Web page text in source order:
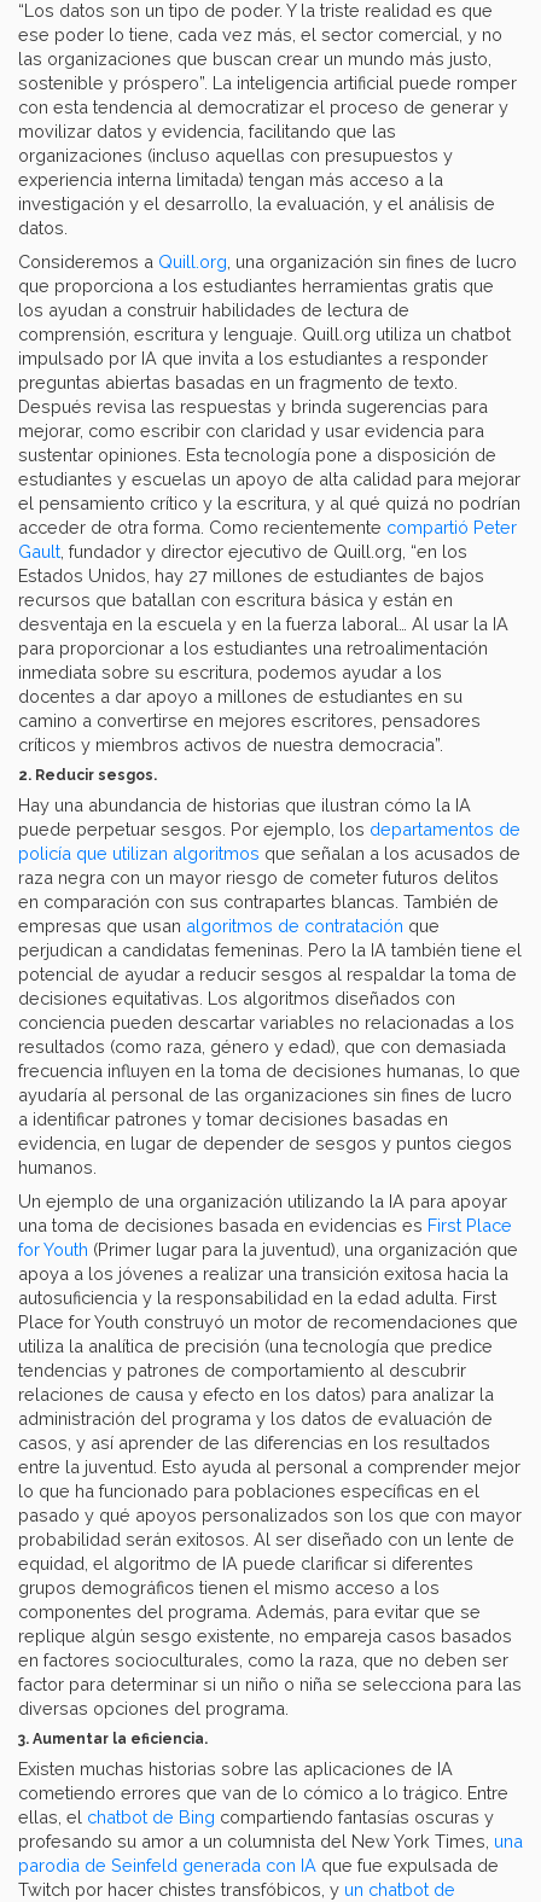
“Los datos son un tipo de poder. Y la triste realidad es que
ese poder lo tiene, cada vez más, el sector comercial, y no
las organizaciones que buscan crear un mundo más justo,
sostenible y próspero”. La inteligencia artificial puede romper
con esta tendencia al democratizar el proceso de generar y
movilizar datos y evidencia, facilitando que las
organizaciones (incluso aquellas con presupuestos y
experiencia interna limitada) tengan más acceso a la
investigación y el desarrollo, la evaluación, y el análisis de
datos.
Consideremos a Quill.org , una organización sin fines de lucro
que proporciona a los estudiantes herramientas gratis que
los ayudan a construir habilidades de lectura de
comprensión, escritura y lenguaje. Quill.org utiliza un chatbot
impulsado por IA que invita a los estudiantes a responder
preguntas abiertas basadas en un fragmento de texto.
Después revisa las respuestas y brinda sugerencias para
mejorar, como escribir con claridad y usar evidencia para
sustentar opiniones. Esta tecnología pone a disposición de
estudiantes y escuelas un apoyo de alta calidad para mejorar
el pensamiento crítico y la escritura, y al qué quizá no podrían
acceder de otra forma. Como recientemente compartió Peter
Gault , fundador y director ejecutivo de Quill.org, “en los
Estados Unidos, hay 27 millones de estudiantes de bajos
recursos que batallan con escritura básica y están en
desventaja en la escuela y en la fuerza laboral… Al usar la IA
para proporcionar a los estudiantes una retroalimentación
inmediata sobre su escritura, podemos ayudar a los
docentes a dar apoyo a millones de estudiantes en su
camino a convertirse en mejores escritores, pensadores
críticos y miembros activos de nuestra democracia”.
2. Reducir sesgos.
Hay una abundancia de historias que ilustran cómo la IA
puede perpetuar sesgos. Por ejemplo, los departamentos de
policía que utilizan algoritmos que señalan a los acusados de
raza negra con un mayor riesgo de cometer futuros delitos
en comparación con sus contrapartes blancas. También de
empresas que usan algoritmos de contratación que
perjudican a candidatas femeninas. Pero la IA también tiene el
potencial de ayudar a reducir sesgos al respaldar la toma de
decisiones equitativas. Los algoritmos diseñados con
conciencia pueden descartar variables no relacionadas a los
resultados (como raza, género y edad), que con demasiada
frecuencia influyen en la toma de decisiones humanas, lo que
ayudaría al personal de las organizaciones sin fines de lucro
a identificar patrones y tomar decisiones basadas en
evidencia, en lugar de depender de sesgos y puntos ciegos
humanos.
Un ejemplo de una organización utilizando la IA para apoyar
una toma de decisiones basada en evidencias es First Place
for Youth (Primer lugar para la juventud), una organización que
apoya a los jóvenes a realizar una transición exitosa hacia la
autosuficiencia y la responsabilidad en la edad adulta. First
Place for Youth construyó un motor de recomendaciones que
utiliza la analítica de precisión (una tecnología que predice
tendencias y patrones de comportamiento al descubrir
relaciones de causa y efecto en los datos) para analizar la
administración del programa y los datos de evaluación de
casos, y así aprender de las diferencias en los resultados
entre la juventud. Esto ayuda al personal a comprender mejor
lo que ha funcionado para poblaciones específicas en el
pasado y qué apoyos personalizados son los que con mayor
probabilidad serán exitosos. Al ser diseñado con un lente de
equidad, el algoritmo de IA puede clarificar si diferentes
grupos demográficos tienen el mismo acceso a los
componentes del programa. Además, para evitar que se
replique algún sesgo existente, no empareja casos basados
en factores socioculturales, como la raza, que no deben ser
factor para determinar si un niño o niña se selecciona para las
diversas opciones del programa.
3. Aumentar la eficiencia.
Existen muchas historias sobre las aplicaciones de IA
cometiendo errores que van de lo cómico a lo trágico. Entre
ellas, el chatbot de Bing compartiendo fantasías oscuras y
profesando su amor a un columnista del New York Times, una
parodia de Seinfeld generada con IA que fue expulsada de
Twitch por hacer chistes transfóbicos, y un chatbot de